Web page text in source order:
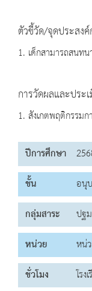
ตัวชี้วัด/จุดประสงค์
1. เด็กสามารถสนท
การวัดผลและประ
1. สังเกตพฤติกรรม
ปีการศึกษา
ชั้น
อนุ
กลุ่มสาระ
ปฐ
หน่วย
หน่
ชั่วโมง
โร